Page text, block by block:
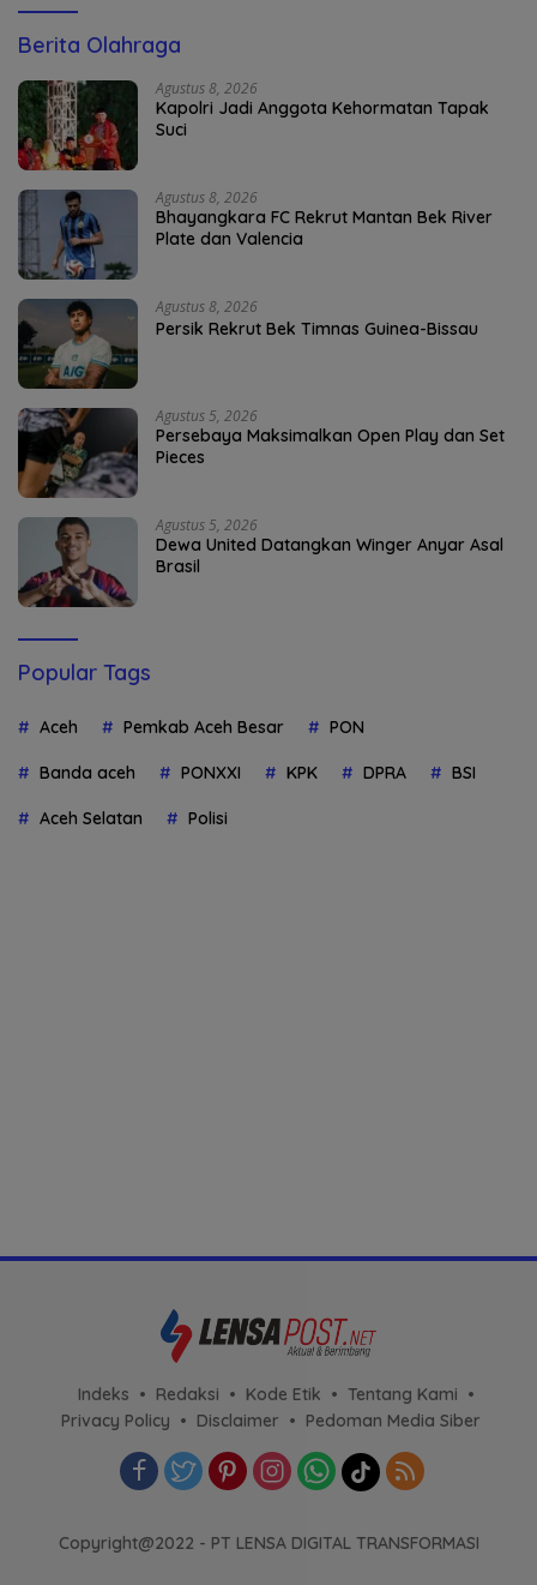
Berita Olahraga
Agustus 8, 2026
Kapolri Jadi Anggota Kehormatan Tapak
Suci
Agustus 8, 2026
Bhayangkara FC Rekrut Mantan Bek River
Plate dan Valencia
Agustus 8, 2026
Persik Rekrut Bek Timnas Guinea-Bissau
Agustus 5, 2026
Persebaya Maksimalkan Open Play dan Set
Pieces
Agustus 5, 2026
Dewa United Datangkan Winger Anyar Asal
Brasil
Popular Tags
Aceh Pemkab Aceh Besar PON
Banda aceh PONXXI KPK DPRA BSI
Aceh Selatan Polisi
Indeks Redaksi Kode Etik
Tentang Kami
Privacy Policy
Disclaimer Pedoman Media Siber
Copyright@2022 - PT LENSA DIGITAL TRANSFORMASI